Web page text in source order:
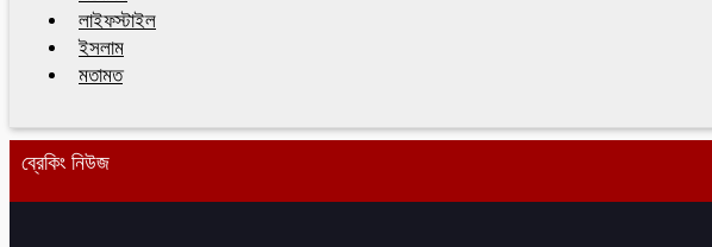
লাইফস্টাইল
ইসলাম
মতামত
ব্রেকিং নিউজ